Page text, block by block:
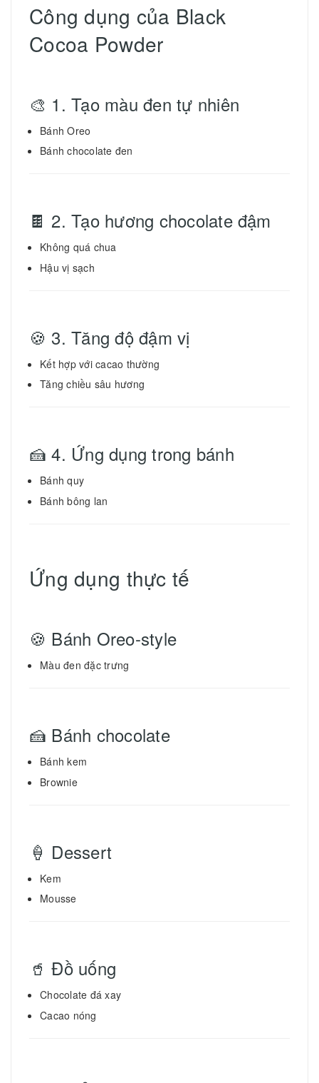
Công dụng của Black
Cocoa Powder
🎨 1. Tạo màu đen tự nhiên
Bánh Oreo
Bánh chocolate đen
🍫 2. Tạo hương chocolate đậm
Không quá chua
Hậu vị sạch
🍪 3. Tăng độ đậm vị
Kết hợp với cacao thường
Tăng chiều sâu hương
🍰 4. Ứng dụng trong bánh
Bánh quy
Bánh bông lan
Ứng dụng thực tế
🍪 Bánh Oreo-style
Màu đen đặc trưng
🍰 Bánh chocolate
Bánh kem
Brownie
🍦 Dessert
Kem
Mousse
🥤 Đồ uống
Chocolate đá xay
Cacao nóng